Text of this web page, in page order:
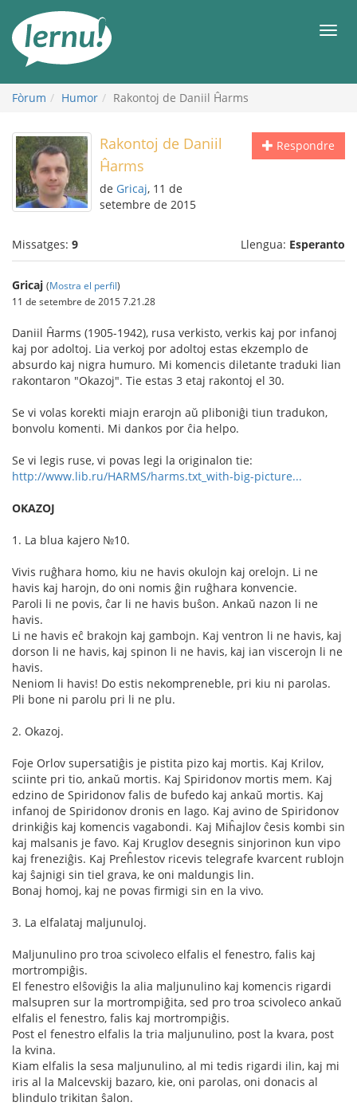
contingut
Fòrum Humor Rakontoj de Daniil Ĥarms
Respondre
Rakontoj de Daniil
Ĥarms
de Gricaj, 11 de
setembre de 2015
Missatges: 9 Llengua: Esperanto
Gricaj (Mostra el perfil)
11 de setembre de 2015 7.21.28
Daniil Ĥarms (1905-1942), rusa verkisto, verkis kaj por infanoj
kaj por adoltoj. Lia verkoj por adoltoj estas ekzemplo de
absurdo kaj nigra humuro. Mi komencis diletante traduki lian
rakontaron "Okazoj". Tie estas 3 etaj rakontoj el 30.
Se vi volas korekti miajn erarojn aŭ pliboniĝi tiun tradukon,
bonvolu komenti. Mi dankos por ĉia helpo.
Se vi legis ruse, vi povas legi la originalon tie:
http://www.lib.ru/HARMS/harms.txt_with-big-picture...
OKAZOJ
1. La blua kajero №10.
Vivis ruĝhara homo, kiu ne havis okulojn kaj orelojn. Li ne
havis kaj harojn, do oni nomis ĝin ruĝhara konvencie.
Paroli li ne povis, ĉar li ne havis buŝon. Ankaŭ nazon li ne
havis.
Li ne havis eĉ brakojn kaj gambojn. Kaj ventron li ne havis, kaj
dorson li ne havis, kaj spinon li ne havis, kaj ian viscerojn li ne
havis.
Neniom li havis! Do estis nekompreneble, pri kiu ni parolas.
Pli bone ni parolu pri li ne plu.
2. Okazoj.
Foje Orlov supersatiĝis je pistita pizo kaj mortis. Kaj Krilov,
sciinte pri tio, ankaŭ mortis. Kaj Spiridonov mortis mem. Kaj
edzino de Spiridonov falis de bufedo kaj ankaŭ mortis. Kaj
infanoj de Spiridonov dronis en lago. Kaj avino de Spiridonov
drinkiĝis kaj komencis vagabondi. Kaj Miĥajlov ĉesis kombi sin
kaj malsanis je favo. Kaj Kruglov desegnis sinjorinon kun vipo
kaj freneziĝis. Kaj Preĥlestov ricevis telegrafe kvarcent rublojn
kaj ŝajnigi sin tiel grava, ke oni maldungis lin.
Bonaj homoj, kaj ne povas firmigi sin en la vivo.
3. La elfalataj maljunuloj.
Maljunulino pro troa scivoleco elfalis el fenestro, falis kaj
mortrompiĝis.
El fenestro elŝoviĝis la alia maljunulino kaj komencis rigardi
malsupren sur la mortrompiĝita, sed pro troa scivoleco ankaŭ
elfalis el fenestro, falis kaj mortrompiĝis.
Post el fenestro elfalis la tria maljunulino, post la kvara, post
la kvina.
Kiam elfalis la sesa maljunulino, al mi tedis rigardi ilin, kaj mi
iris al la Malcevskij bazaro, kie, oni parolas, oni donacis al
blindulo trikitan ŝalon.